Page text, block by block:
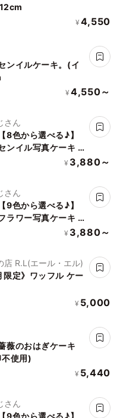
¥ 4,550
ンイルケーキ。(イ
¥ 4,550～
さん
8色から選べる♪】
ンイル写真ケーキ 3
¥ 3,880～
さん
9色から選べる♪】
ラワー写真ケーキ 3
¥ 3,880～
店 R.L(エール・エル)
限定》ワッフル ケー
¥ 5,000
薇のおはぎケーキ
使用)
¥ 5,440
さん
9色から選べる♪】